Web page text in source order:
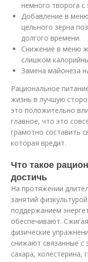
немного творога с
Добавление в
цельного зерна
долгого времени.
Снижение в меню
слишком
Замена майонеза
Рациональное
жизнь в лучшую
это положительно
главное, что это
грамотно составить
которая вредит.
Что такое
достичь
На протяжении
занятий
поддержанием
обеспечивают.
физические
снижают связанные с
сахара, холестерина,